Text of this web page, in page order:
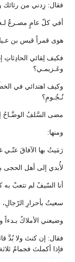
فقال: زِدني من رثائك
أفي كلّ عامٍ مصـرعٌ
هوى قمراً قيس بن
فكيف لِقائي
وعَـزيمـي؟
وكيف اهتدائي في
نُـجُـومِ؟
مضى السَّلفُ الوضَّـاحُ
ومنها:
رَمَيتُ بها الآفاقَ عنّـي
لأُبدي إلى أهل الحجى
أنا السّيفُ لم تتعبْ
سعيتُ بأحرارِ الرّجالِ،
وضيعني الأملاكُ
فقال: إن كنتَ ولا بُدَّ
فإذا أكملتَ فجمامُ